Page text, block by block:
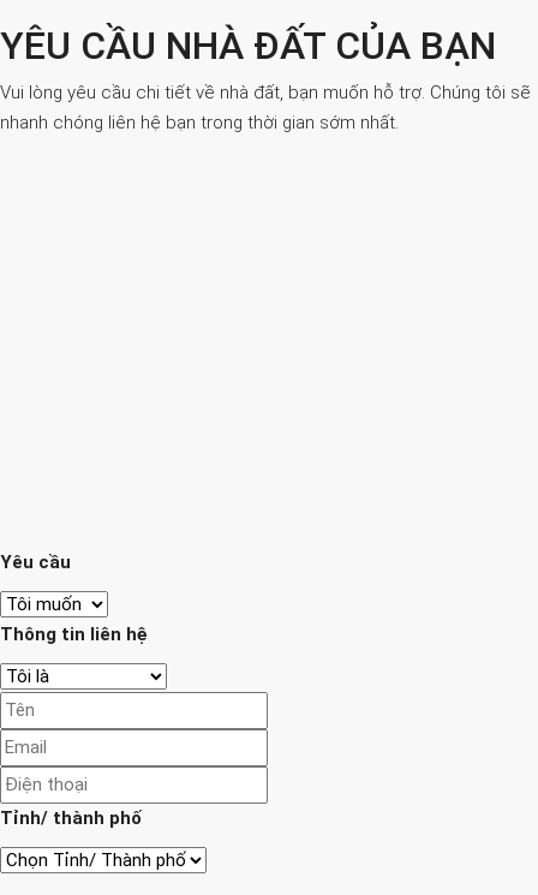
YÊU CẦU NHÀ ĐẤT CỦA BẠN
Vui lòng yêu cầu chi tiết về nhà đất, bạn muốn hỗ trợ. Chúng tôi sẽ
nhanh chóng liên hệ bạn trong thời gian sớm nhất.
Yêu cầu
Thông tin liên hệ
Tỉnh/ thành phố